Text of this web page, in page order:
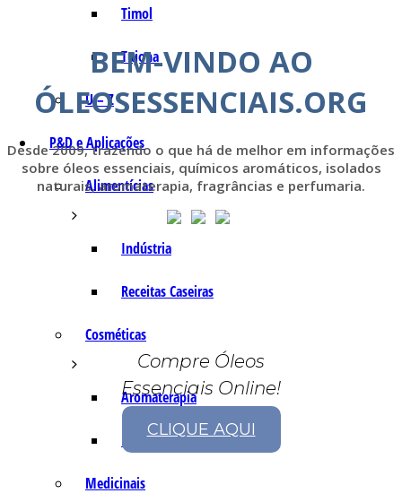
Timol
Tujona
U – Z
P&D e Aplicações
Alimentícias
Indústria
Receitas Caseiras
Cosméticas
Aromaterapia
Fórmulas Caseiras
Medicinais
BEM-VINDO AO
ÓLEOSESSENCIAIS.ORG
Desde 2009, trazendo o que há de melhor em informações
sobre óleos essenciais, químicos aromáticos, isolados
naturais, aromaterapia, fragrâncias e perfumaria.
Compre Óleos
Essenciais Online!
CLIQUE AQUI